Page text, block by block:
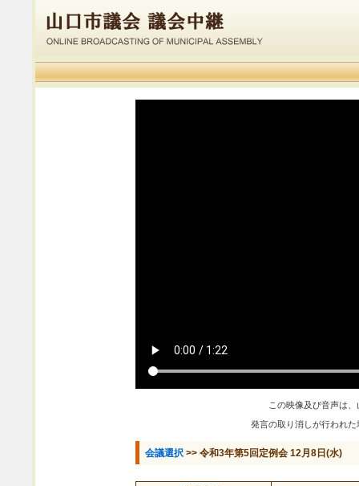
この映像及び音声は
発言の取り消しが行われ
会議選択 >> 令和3年第5回定例会 12月8日(水)